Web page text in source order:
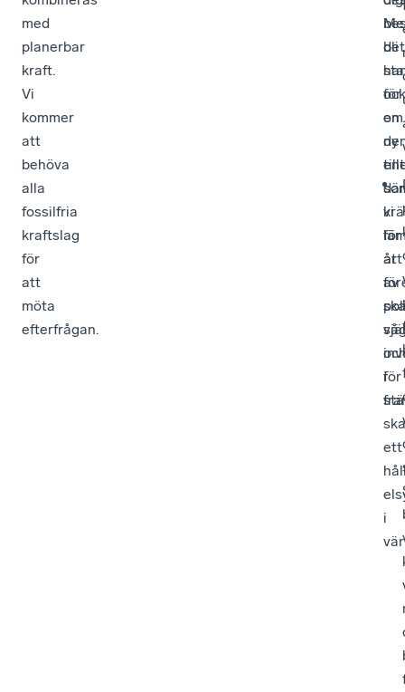
med
planerbar
kraft.
Vi
kommer
att
behöva
alla
fossilfria
kraftslag
för
att
möta
efterfrågan.
det
om
för
att
ska
för
bli
för
en
ny
där
vi
år
av
i
ett
i